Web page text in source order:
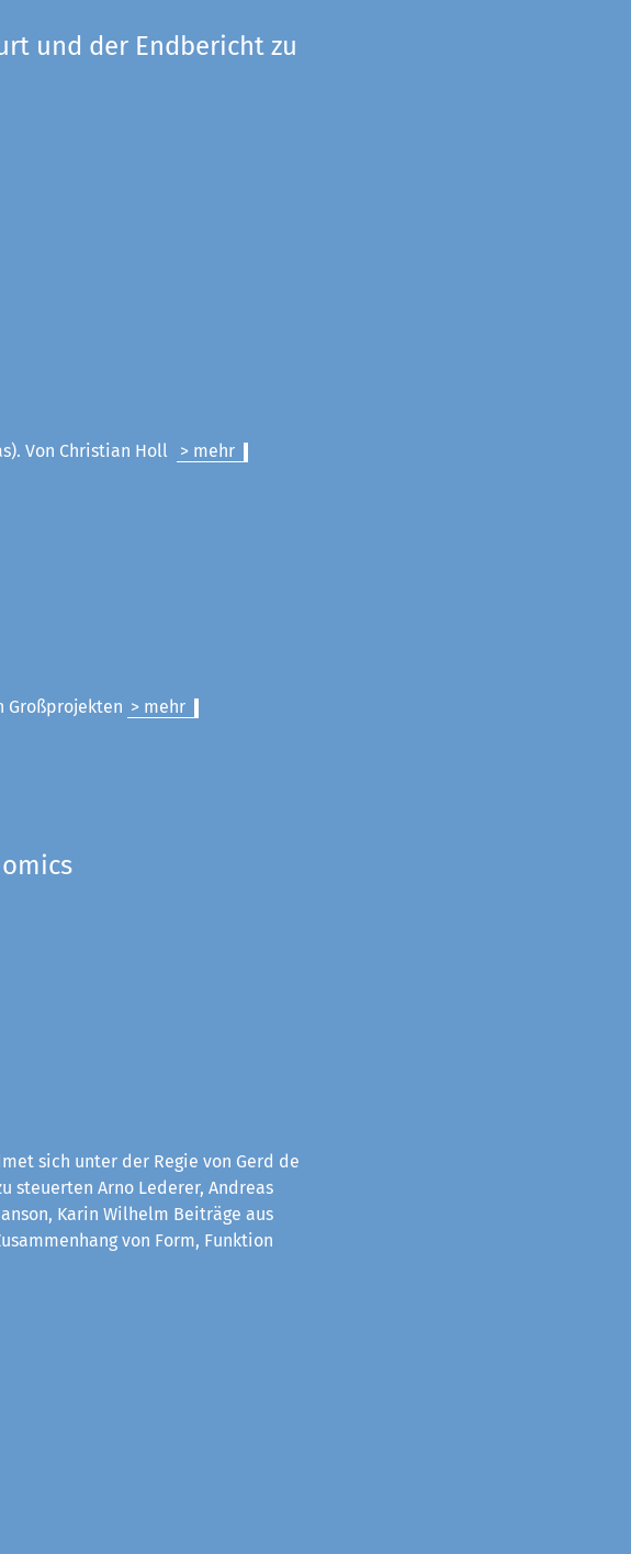
und der Endbericht zu
Von Christian Holl > mehr
Großprojekten > mehr
sich unter der Regie von Gerd de
steuerten Arno Lederer, Andreas
Karin Wilhelm Beiträge aus
von Form, Funktion